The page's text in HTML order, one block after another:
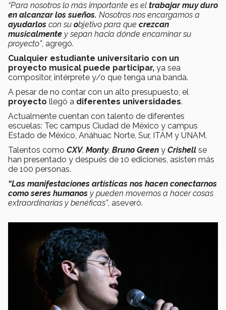
“Para nosotros lo más importante es el trabajar muy duro
en alcanzar los sueños. Nosotros nos encargamos a
ayudarlos con su objetivo para que crezcan
musicalmente y sepan hacia dónde encaminar su
proyecto”, agregó.
Cualquier estudiante universitario con un
proyecto musical puede participar, ya sea
compositor, intérprete y/o que tenga una banda.
A pesar de no contar con un alto presupuesto, el
proyecto llegó a diferentes universidades.
Actualmente cuentan con talento de diferentes
escuelas: Tec campus Ciudad de México y campus
Estado de México, Anáhuac Norte, Sur, ITAM y UNAM.
Talentos como CXV, Monty, Bruno Green y Crishell se
han presentado y después de 10 ediciones, asisten más
de 100 personas.
“Las manifestaciones artísticas nos hacen conectarnos
como seres humanos y pueden movernos a hacer cosas
extraordinarias y benéficas”, aseveró.